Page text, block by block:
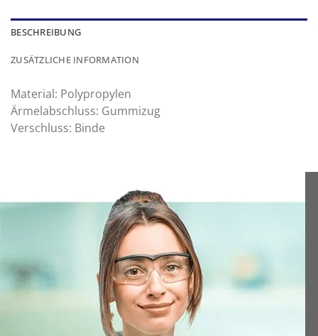
BESCHREIBUNG
ZUSÄTZLICHE INFORMATION
Material: Polypropylen
Ärmelabschluss: Gummizug
Verschluss: Binde